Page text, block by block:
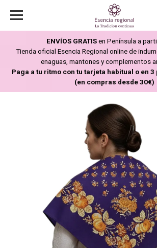
ENVÍOS GRATISen Península a
Tienda oficial Esencia Regional online de
enaguas, mantones y complementos
Paga a tu ritmo con tu tarjeta habitual o en
(en compras desde 30€)